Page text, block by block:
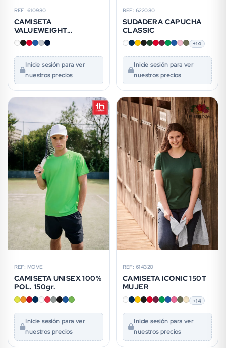
REF: 610980
CAMISETA
VALUEWEIGHT
ATHLETIC VEST
Inicie sesión para ver
nuestros precios
REF: 622080
SUDADERA CAPUCHA
CLASSIC
+14
Inicie sesión para ver
nuestros precios
REF: MOVE
CAMISETA UNISEX 100%
POL. 150gr.
Inicie sesión para ver
nuestros precios
REF: 614320
CAMISETA ICONIC 150T
MUJER
+14
Inicie sesión para ver
nuestros precios